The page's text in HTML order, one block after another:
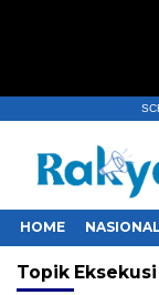
HOME NASIONAL
Topik Eksekusi